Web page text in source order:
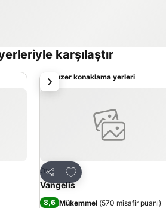
karşılaştır
Benzer konaklama yerleri
Paylaş
Favorilerime ekle
Otel
Vangelis
8,6 Mükemmel (570 misafir puanı)
sonraki